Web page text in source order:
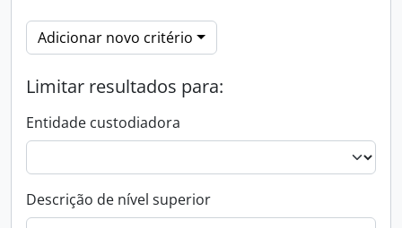
Adicionar novo critério
Limitar resultados para:
Entidade custodiadora
Descrição de nível superior